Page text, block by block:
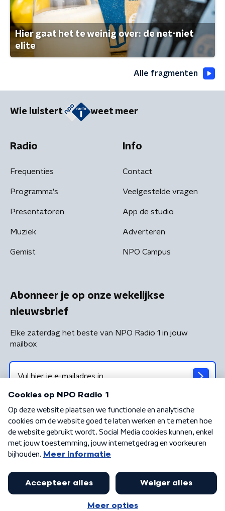
Hier gaat het te weinig over: de net-niet
elite
Alle fragmenten
Wie luistert weet meer
Radio
Frequenties
Programma's
Presentatoren
Muziek
Gemist
Info
Contact
Veelgestelde vragen
App de studio
Adverteren
NPO Campus
Abonneer je op onze wekelijkse
nieuwsbrief
Elke zaterdag het beste van NPO Radio 1 in jouw
mailbox
Algemene voorwaarden Privacybeleid